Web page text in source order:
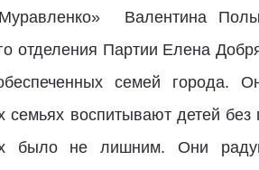
Валентина
отделения Партии Елена
семей города.
воспитывают детей без
было не лишним. Они